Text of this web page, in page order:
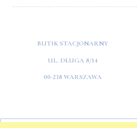
BUTIK STACJONARNY
UL. DŁUGA 8/14
00-238 WARSZAWA